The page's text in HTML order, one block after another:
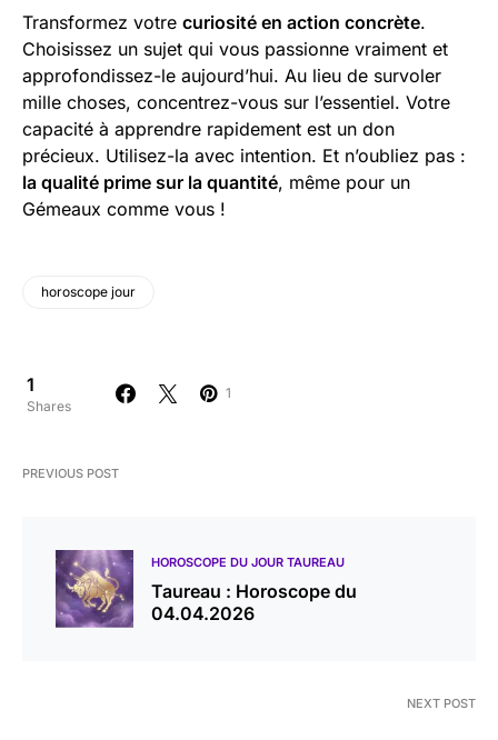
Transformez votre curiosité en action concrète.
Choisissez un sujet qui vous passionne vraiment et
approfondissez-le aujourd’hui. Au lieu de survoler
mille choses, concentrez-vous sur l’essentiel. Votre
capacité à apprendre rapidement est un don
précieux. Utilisez-la avec intention. Et n’oubliez pas :
la qualité prime sur la quantité, même pour un
Gémeaux comme vous !
horoscope jour
1
Shares
1
PREVIOUS POST
HOROSCOPE DU JOUR TAUREAU
Taureau : Horoscope du
04.04.2026
NEXT POST